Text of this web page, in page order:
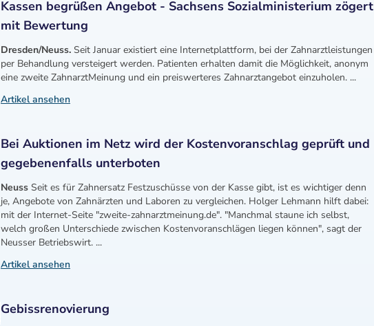
Kassen begrüßen Angebot - Sachsens Sozialministerium zögert
mit Bewertung
Dresden/Neuss. Seit Januar existiert eine Internetplattform, bei der Zahnarztleistungen
per Behandlung versteigert werden. Patienten erhalten damit die Möglichkeit, anonym
eine zweite ZahnarztMeinung und ein preiswerteres Zahnarztangebot einzuholen. ...
Artikel ansehen
Bei Auktionen im Netz wird der Kostenvoranschlag geprüft und
gegebenenfalls unterboten
Neuss Seit es für Zahnersatz Festzuschüsse von der Kasse gibt, ist es wichtiger denn
je, Angebote von Zahnärzten und Laboren zu vergleichen. Holger Lehmann hilft dabei:
mit der Internet-Seite "zweite-zahnarztmeinung.de". "Manchmal staune ich selbst,
welch großen Unterschiede zwischen Kostenvoranschlägen liegen können", sagt der
Neusser Betriebswirt. ...
Artikel ansehen
Gebissrenovierung